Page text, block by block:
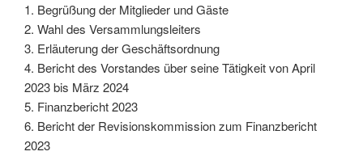
1. Begrüßung der Mitglieder und Gäste
2. Wahl des Versammlungsleiters
3. Erläuterung der Geschäftsordnung
4. Bericht des Vorstandes über seine Tätigkeit von April
2023 bis März 2024
5. Finanzbericht 2023
6. Bericht der Revisionskommission zum Finanzbericht
2023